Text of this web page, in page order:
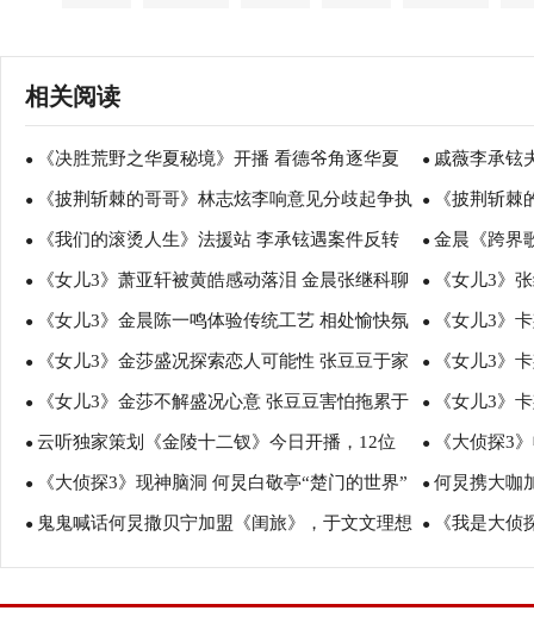
相关阅读
● 《决胜荒野之华夏秘境》开播 看德爷角逐华夏
荒野之王
● 戚薇李承铉
乐选秀节目官
● 《披荆斩棘的哥哥》林志炫李响意见分歧起争执
赵文卓耿直发言引爆笑
● 《披荆斩
承铉张淇双
● 《我们的滚烫人生》法援站 李承铉遇案件反转
陷入“情法”两难
● 金晨《跨界
舞
● 《女儿3》萧亚轩被黄皓感动落泪 金晨张继科聊
理想型条件
● 《女儿3》
莎盛况偶像剧
● 《女儿3》金晨陈一鸣体验传统工艺 相处愉快氛
围轻松
● 《女儿3》
约会
● 《女儿3》金莎盛况探索恋人可能性 张豆豆于家
翊拍“结婚照”
● 《女儿3》
话金莎爸爸
● 《女儿3》金莎不解盛况心意 张豆豆害怕拖累于
家翊
● 《女儿3》
盛况
● 云听独家策划《金陵十二钗》今日开播，12位
实力派女演员重磅加盟！
● 《大侦探3
● 《大侦探3》现神脑洞 何炅白敬亭“楚门的世界” ● 何炅携大咖
你亲临现场
● 鬼鬼喊话何炅撒贝宁加盟《闺旅》，于文文理想
型是吴磊？
● 《我是大
机智、何炅